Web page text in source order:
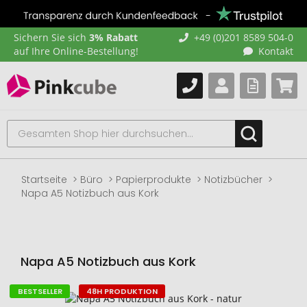
Sichern Sie sich 3% Rabatt
auf Ihre Online-Bestellung!
+49 (0)201 8589 504-0
Kontakt
Startseite Büro Papierprodukte
Notizbücher
Napa A5 Notizbuch aus Kork
Napa A5 Notizbuch aus Kork
Zum
BESTSELLER 48H PRODUKTION